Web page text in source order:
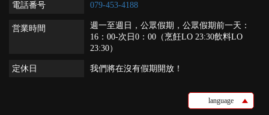
電話番号 079-453-4188
営業時間
週一至週日，公眾假期，公眾假期前一天：
16：00-次日0：00（烹飪LO 23:30飲料LO
23:30）
定休日 我們將在沒有假期開放！
language